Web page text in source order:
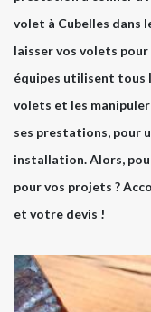
volet à Cubelles dans
laisser vos volets
équipes utilisent tous
volets et les
ses prestations, pour
installation. Alors,
pour vos projets ?
et votre devis !